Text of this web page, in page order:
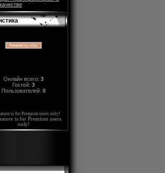
Онлайн всего: 3
Гостей: 3
Пользователей: 0
is for Premium users only!
is for Premium users
only!